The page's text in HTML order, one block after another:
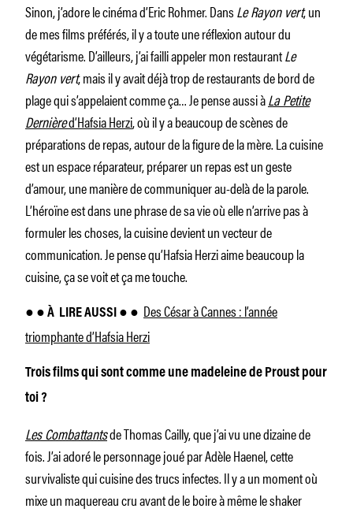
Sinon, j’adore le cinéma d’Eric Rohmer. DansLe Rayon vert, un
de mes films préférés, il y a toute une réflexion autour du
végétarisme. D’ailleurs, j’ai failli appeler mon restaurantLe
Rayon vert, mais il y avait déjà trop de restaurants de bord de
plage qui s’appelaient comme ça… Je pense aussi àLa Petite
Dernièred’Hafsia Herzi, où il y a beaucoup de scènes de
préparations de repas, autour de la figure de la mère. La cuisine
est un espace réparateur, préparer un repas est un geste
d’amour, une manière de communiquer au-delà de la parole.
L’héroïne est dans une phrase de sa vie où elle n’arrive pas à
formuler les choses, la cuisine devient un vecteur de
communication. Je pense qu’Hafsia Herzi aime beaucoup la
cuisine, ça se voit et ça me touche.
● ● À LIRE AUSSI ● ● Des César à Cannes : l’année
triomphante d’Hafsia Herzi
Trois films qui sont comme une madeleine de Proust pour
toi ?
Les Combattantsde Thomas Cailly, que j’ai vu une dizaine de
fois. J’ai adoré le personnage joué par Adèle Haenel, cette
survivaliste qui cuisine des trucs infectes. Il y a un moment où
mixe un maquereau cru avant de le boire à même le shaker